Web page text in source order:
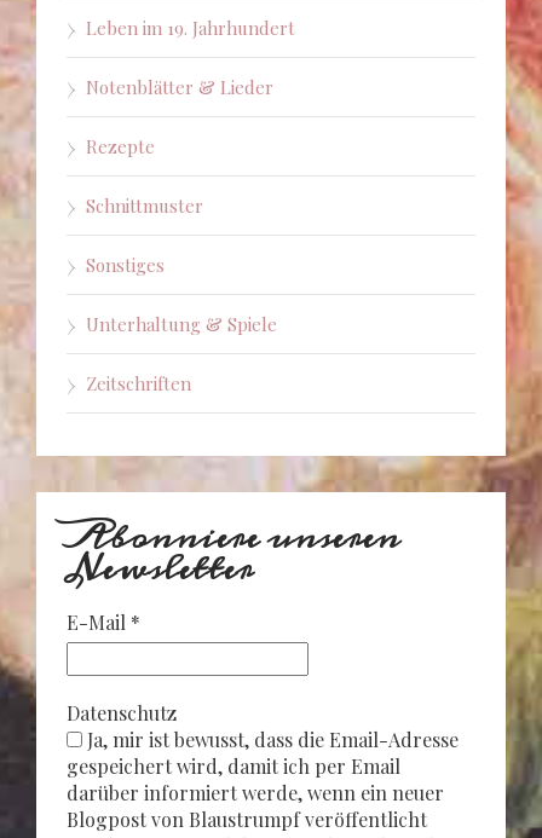
Leben im 19. Jahrhundert
Notenblätter & Lieder
Rezepte
Schnittmuster
Sonstiges
Unterhaltung & Spiele
Zeitschriften
Abonniere unseren
Newsletter
E-Mail *
Datenschutz
Ja, mir ist bewusst, dass die Email-Adresse
gespeichert wird, damit ich per Email
darüber informiert werde, wenn ein neuer
Blogpost von Blaustrumpf veröffentlicht